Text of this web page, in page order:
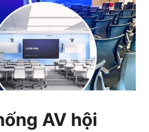
AV hội